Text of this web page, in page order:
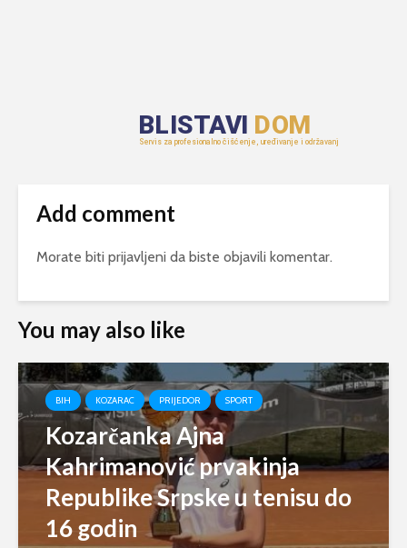
Add comment
Morate biti prijavljeni da biste objavili komentar.
You may also like
BIH KOZARAC PRIJEDOR SPORT
Kozarčanka Ajna
Kahrimanović prvakinja
Republike Srpske u tenisu do
16 godin